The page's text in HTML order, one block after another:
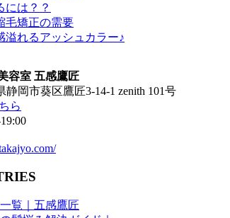
には？？
毛矯正の需要
溢れるアッシュカラー♪
容室 五感鷹匠
静岡市葵区鷹匠3-14-1 zenith 101号
ら
覧｜五感鷹匠